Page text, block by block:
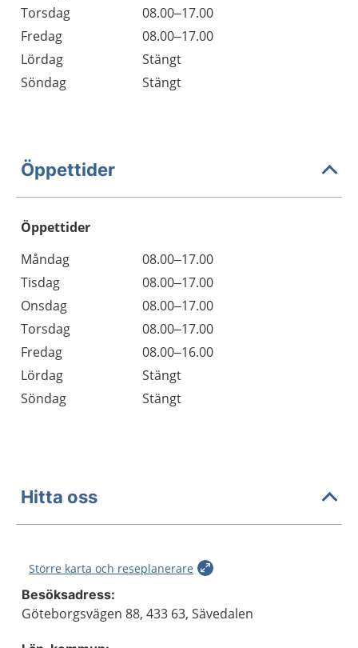
Torsdag
08.00–17.00
Fredag
08.00–17.00
Lördag
Stängt
Söndag
Stängt
Öppettider
Öppettider
Dag
Öppettider
Kommentarer
Måndag
08.00–17.00
Tisdag
08.00–17.00
Onsdag
08.00–17.00
Torsdag
08.00–17.00
Fredag
08.00–16.00
Lördag
Stängt
Söndag
Stängt
Hitta oss
Större karta och reseplanerare
Besöksadress:
Göteborgsvägen 88, 433 63, Sävedalen